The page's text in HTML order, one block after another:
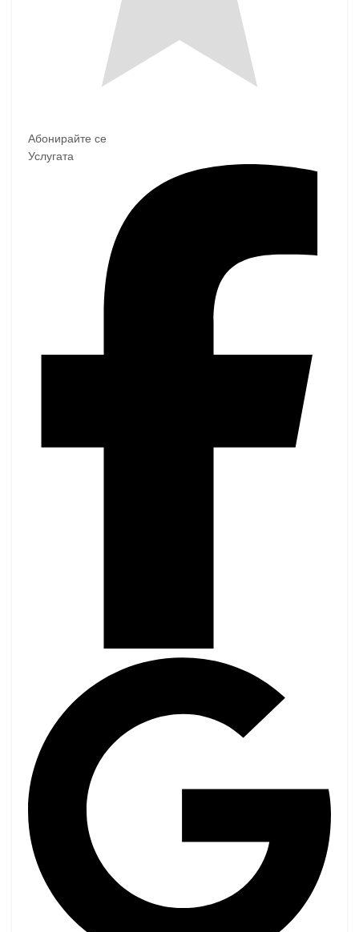
Абонирайте се
Услугата